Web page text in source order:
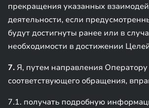
прекращения указанных
деятельности, если
будут достигнуты ранее или в
необходимости в достижении
7. Я, путем направления
соответствующего обращения,
7.1. получать подробную